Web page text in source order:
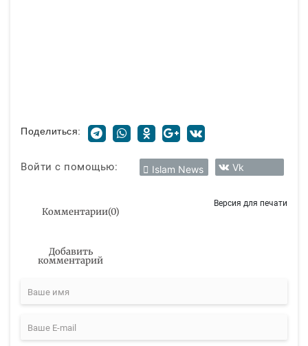
Поделиться:
Войти с помощью: Islam News Vk
Комментарии(0)
Версия для печати
Добавить
комментарий